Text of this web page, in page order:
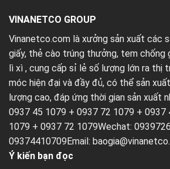
VINANETCO GROUP
Vinanetco.com là xưởng sản xuất các
giấy, thẻ cào trúng thưởng, tem chống
lì xì , cung cấp sỉ lẻ số lượng lớn ra thị
móc hiện đại và đầy đủ, có thể sản
lượng cao, đáp ứng thời gian sản xuất
0937 45 1079 + 0937 72 1079 + 0937
1079 + 0937 72 1079Wechat:
09374410709Email:
Ý kiến bạn đọc